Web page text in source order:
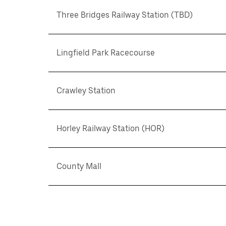
Three Bridges Railway Station (TBD)
Lingfield Park Racecourse
Crawley Station
Horley Railway Station (HOR)
County Mall